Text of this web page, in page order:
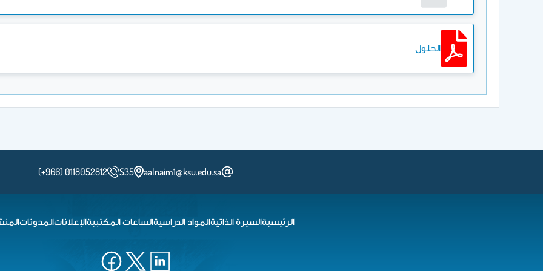
الحلول
aalnaim1@ksu.edu.sa
S35
(+966) 0118052812
الرئيسيةالسيرة الذاتيةالمواد الدراسيةالساعات المكتبيةالإعلاناتالمدونات